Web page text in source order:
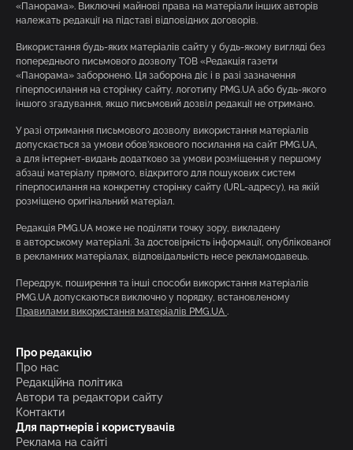
«Панорама». Виключні майнові права на матеріали інших авторів
належать редакції на підставі відповідних договорів.
Використання будь-яких матеріалів сайту у будь-якому вигляді без
попереднього письмового дозволу ТОВ «Редакція газети
«Панорама» заборонено. Ця заборона діє і в разі зазначення
гіперпосилання на сторінку сайту, логотипу PMG.UA або будь-якого
іншого згадування, якщо письмовий дозвіл редакції не отримано.
У разі отримання письмового дозволу використання матеріалів
допускається за умови обов’язкового посилання на сайт PMG.UA,
а для інтернет-видань додатково за умови розміщення у першому
абзаці матеріалу прямого, відкритого для пошукових систем
гіперпосилання на конкретну сторінку сайту (URL-адресу), на якій
розміщено оригінальний матеріал.
Редакція PMG.UA може не поділяти точку зору, викладену
в авторському матеріалі. За достовірність інформації, опублікованої
в рекламних матеріалах, відповідальність несе рекламодавець.
Передрук, поширення та інші способи використання матеріалів
PMG.UA допускаються виключно у порядку, встановленому
Правилами використання матеріалів PMG.UA .
Про редакцію
Про нас
Редакційна політика
Автори та редактори сайту
Контакти
Для партнерів і користувачів
Реклама на сайті